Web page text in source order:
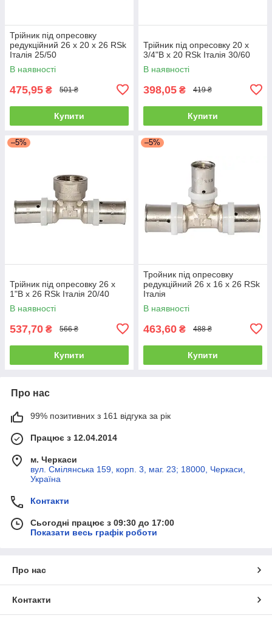
Трійник під опресовку
редукційний 26 х 20 х 26 RSk
Італія 25/50
В наявності
475,95 ₴ 501 ₴
Купити
Трійник під опресовку 20 х
3/4"В х 20 RSk Італія 30/60
В наявності
398,05 ₴ 419 ₴
Купити
–5%
Трійник під опресовку 26 х
1"В х 26 RSk Італія 20/40
В наявності
537,70 ₴ 566 ₴
Купити
–5%
Тройник під опресовку
редукційний 26 х 16 х 26 RSk
Італія
В наявності
463,60 ₴ 488 ₴
Купити
Про нас
99% позитивних з 161 відгука за рік
Працює з 12.04.2014
м. Черкаси
вул. Смілянська 159, корп. 3, маг. 23; 18000, Черкаси,
Україна
Контакти
Сьогодні працює з 09:30 до 17:00
Показати весь графік роботи
Про нас
Контакти